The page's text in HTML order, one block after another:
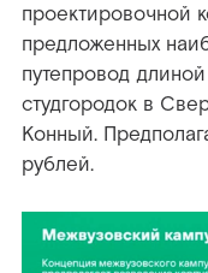
проектировочной
предложенных
путепровод
студгородок в
Конный.
рублей.